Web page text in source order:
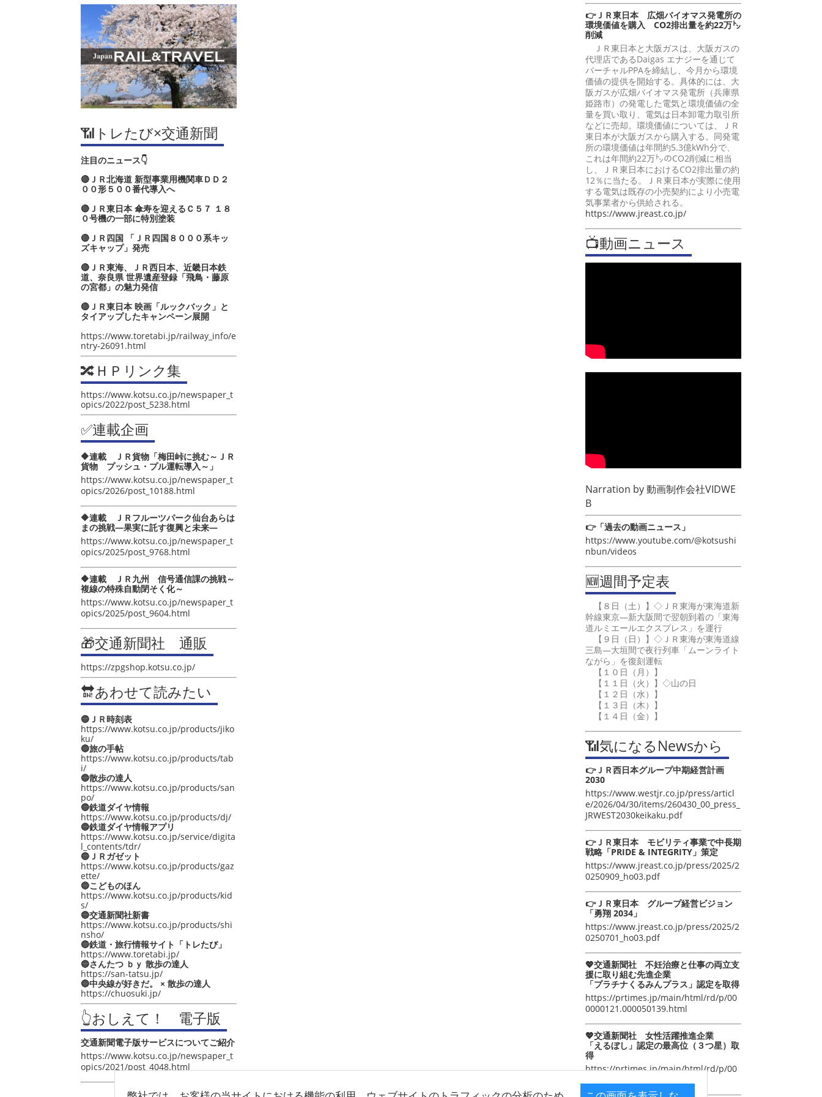
📶トレたび×交通新聞
注目のニュース👇
🔴ＪＲ北海道 新型事業用機関車ＤＤ２
００形５００番代導入へ
🔴ＪＲ東日本 傘寿を迎えるＣ５７ １８
０号機の一部に特別塗装
🔴ＪＲ四国 「ＪＲ四国８０００系キッ
ズキャップ」発売
🔴ＪＲ東海、ＪＲ西日本、近畿日本鉄
道、奈良県 世界遺産登録「飛鳥・藤原
の宮都」の魅力発信
🔴ＪＲ東日本 映画「ルックバック」と
タイアップしたキャンペーン展開
https://www.toretabi.jp/railway_info/e
ntry-26091.html
🔀ＨＰリンク集
https://www.kotsu.co.jp/newspaper_t
opics/2022/post_5238.html
✅連載企画
🔶連載 ＪＲ貨物「梅田峠に挑む～ＪＲ
貨物 プッシュ・プル運転導入～」
https://www.kotsu.co.jp/newspaper_t
opics/2026/post_10188.html
🔶連載 ＪＲフルーツパーク仙台あらは
まの挑戦―果実に託す復興と未来―
https://www.kotsu.co.jp/newspaper_t
opics/2025/post_9768.html
🔶連載 ＪＲ九州 信号通信課の挑戦～
複線の特殊自動閉そく化～
https://www.kotsu.co.jp/newspaper_t
opics/2025/post_9604.html
🎁交通新聞社 通販
https://zpgshop.kotsu.co.jp/
🔛あわせて読みたい
🔵ＪＲ時刻表
https://www.kotsu.co.jp/products/jiko
ku/
🔵旅の手帖
https://www.kotsu.co.jp/products/tab
i/
🔵散歩の達人
https://www.kotsu.co.jp/products/san
po/
🔵鉄道ダイヤ情報
https://www.kotsu.co.jp/products/dj/
🔵鉄道ダイヤ情報アプリ
https://www.kotsu.co.jp/service/digita
l_contents/tdr/
🔵ＪＲガゼット
https://www.kotsu.co.jp/products/gaz
ette/
🔵こどものほん
https://www.kotsu.co.jp/products/kid
s/
🔵交通新聞社新書
https://www.kotsu.co.jp/products/shi
nsho/
🔵鉄道・旅行情報サイト「トレたび」
https://www.toretabi.jp/
🔵さんたつ ｂｙ 散歩の達人
https://san-tatsu.jp/
🔵中央線が好きだ。 × 散歩の達人
https://chuosuki.jp/
👆おしえて！ 電子版
交通新聞電子版サービスについてご紹介
https://www.kotsu.co.jp/newspaper_t
opics/2021/post_4048.html
👉ＪＲ東日本 広畑バイオマス発電所の
環境価値を購入 CO2排出量を約22万㌧
削減
ＪＲ東日本と大阪ガスは、大阪ガスの
代理店であるDaigas エナジーを通じて
バーチャルPPAを締結し、今月から環境
価値の提供を開始する。具体的には、大
阪ガスが広畑バイオマス発電所（兵庫県
姫路市）の発電した電気と環境価値の全
量を買い取り、電気は日本卸電力取引所
などに売却。環境価値については、ＪＲ
東日本が大阪ガスから購入する。同発電
所の環境価値は年間約5.3億kWh分で、
これは年間約22万㌧のCO2削減に相当
し、ＪＲ東日本におけるCO2排出量の約
12％に当たる。ＪＲ東日本が実際に使用
する電気は既存の小売契約により小売電
気事業者から供給される。
https://www.jreast.co.jp/
📺動画ニュース
Narration by動画制作会社VIDWE
B
👉「過去の動画ニュース」
https://www.youtube.com/@kotsushi
nbun/videos
🆕週間予定表
【８日（土）】◇ＪＲ東海が東海道新
幹線東京―新大阪間で翌朝到着の「東海
道ルミエールエクスプレス」を運行
【９日（日）】◇ＪＲ東海が東海道線
三島―大垣間で夜行列車「ムーンライト
ながら」を復刻運転
【１０日（月）】
【１１日（火）】◇山の日
【１２日（水）】
【１３日（木）】
【１４日（金）】
📶気になるNewsから
👉ＪＲ西日本グループ中期経営計画
2030
https://www.westjr.co.jp/press/articl
e/2026/04/30/items/260430_00_press_
JRWEST2030keikaku.pdf
👉ＪＲ東日本 モビリティ事業で中長期
戦略「PRIDE & INTEGRITY」策定
https://www.jreast.co.jp/press/2025/2
0250909_ho03.pdf
👉ＪＲ東日本 グループ経営ビジョン
「勇翔 2034」
https://www.jreast.co.jp/press/2025/2
0250701_ho03.pdf
💖交通新聞社 不妊治療と仕事の両立支
援に取り組む先進企業
「プラチナくるみんプラス」認定を取得
https://prtimes.jp/main/html/rd/p/00
0000121.000050139.html
💖交通新聞社 女性活躍推進企業
「えるぼし」認定の最高位（３つ星）取
得
https://prtimes.jp/main/html/rd/p/00